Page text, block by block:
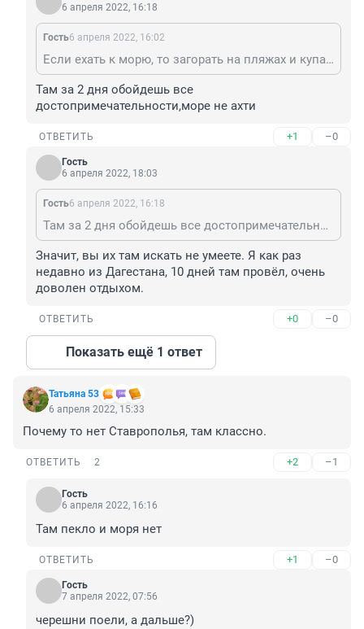
6 апреля 2022, 16:18
Гость6 апреля 2022, 16:02
Если ехать к морю, то загорать на пляжах и купаться. Если ехать в горы, то лазить по горам. Если ехать за историческими достопримечательностями - то там, к примеру, находится древняя крепость Нарын-кала, внесённая в список Всемирного наследия ЮНЕСКО, советский экраноплан, аул златокузнецов Кубачи и т.д. и т.п.
Там за 2 дня обойдешь все
достопримечательности,море не ахти
ОТВЕТИТЬ +1 –0
Гость
6 апреля 2022, 18:03
Гость6 апреля 2022, 16:18
Там за 2 дня обойдешь все достопримечательности,море не ахти
Значит, вы их там искать не умеете. Я как раз
недавно из Дагестана, 10 дней там провёл, очень
доволен отдыхом.
ОТВЕТИТЬ +0 –0
Показать ещё 1 ответ
Татьяна 53
6 апреля 2022, 15:33
Почему то нет Ставрополья, там классно.
ОТВЕТИТЬ 2 +2 –1
Гость
6 апреля 2022, 16:16
Там пекло и моря нет
ОТВЕТИТЬ +1 –0
Гость
7 апреля 2022, 07:56
черешни поели, а дальше?)